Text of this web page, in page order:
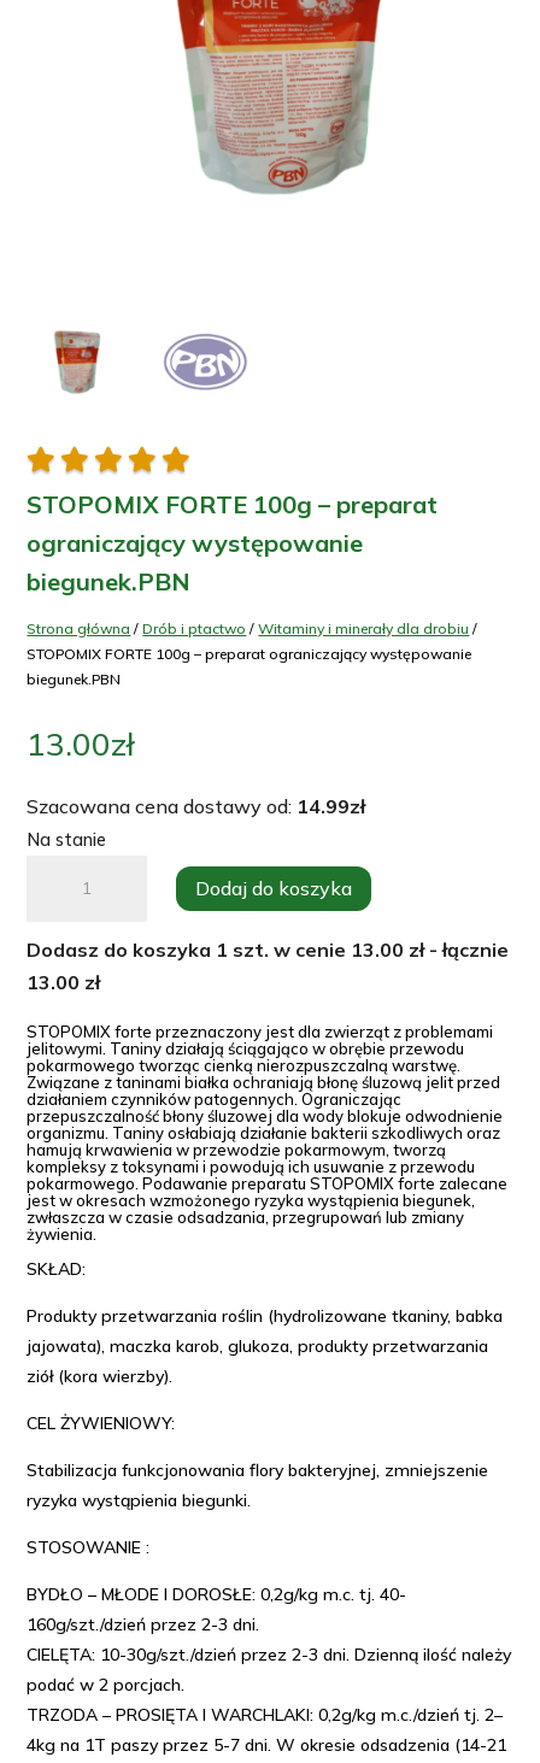
    
STOPOMIX FORTE 100g – preparat
ograniczający występowanie
biegunek.PBN
Strona główna /Drób i ptactwo /Witaminy i minerały dla drobiu /
STOPOMIX FORTE 100g – preparat ograniczający występowanie
biegunek.PBN
13.00zł
Szacowana cena dostawy od: 14.99zł
Na stanie
STOPOMIX
preparat
ograniczający
występowanie
biegunek.PBN
Dodaj do koszyka
Dodasz do koszyka 1 szt. w cenie 13.00 zł - łącznie
13.00 zł
STOPOMIX forte przeznaczony jest dla zwierząt z problemami
jelitowymi. Taniny działają ściągająco w obrębie przewodu
pokarmowego tworząc cienką nierozpuszczalną warstwę.
Związane z taninami białka ochraniają błonę śluzową jelit przed
działaniem czynników patogennych. Ograniczając
przepuszczalność błony śluzowej dla wody blokuje odwodnienie
organizmu. Taniny osłabiają działanie bakterii szkodliwych oraz
hamują krwawienia w przewodzie pokarmowym, tworzą
kompleksy z toksynami i powodują ich usuwanie z przewodu
pokarmowego. Podawanie preparatu STOPOMIX forte zalecane
jest w okresach wzmożonego ryzyka wystąpienia biegunek,
zwłaszcza w czasie odsadzania, przegrupowań lub zmiany
żywienia.
SKŁAD:
Produkty przetwarzania roślin (hydrolizowane tkaniny, babka
jajowata), maczka karob, glukoza, produkty przetwarzania
ziół (kora wierzby).
CEL ŻYWIENIOWY:
Stabilizacja funkcjonowania flory bakteryjnej, zmniejszenie
ryzyka wystąpienia biegunki.
STOSOWANIE :
BYDŁO – MŁODE I DOROSŁE: 0,2g/kg m.c. tj. 40-
160g/szt./dzień przez 2-3 dni.
CIELĘTA: 10-30g/szt./dzień przez 2-3 dni. Dzienną ilość należy
podać w 2 porcjach.
TRZODA – PROSIĘTA I WARCHLAKI: 0,2g/kg m.c./dzień tj. 2–
4kg na 1T paszy przez 5-7 dni. W okresie odsadzenia (14-21